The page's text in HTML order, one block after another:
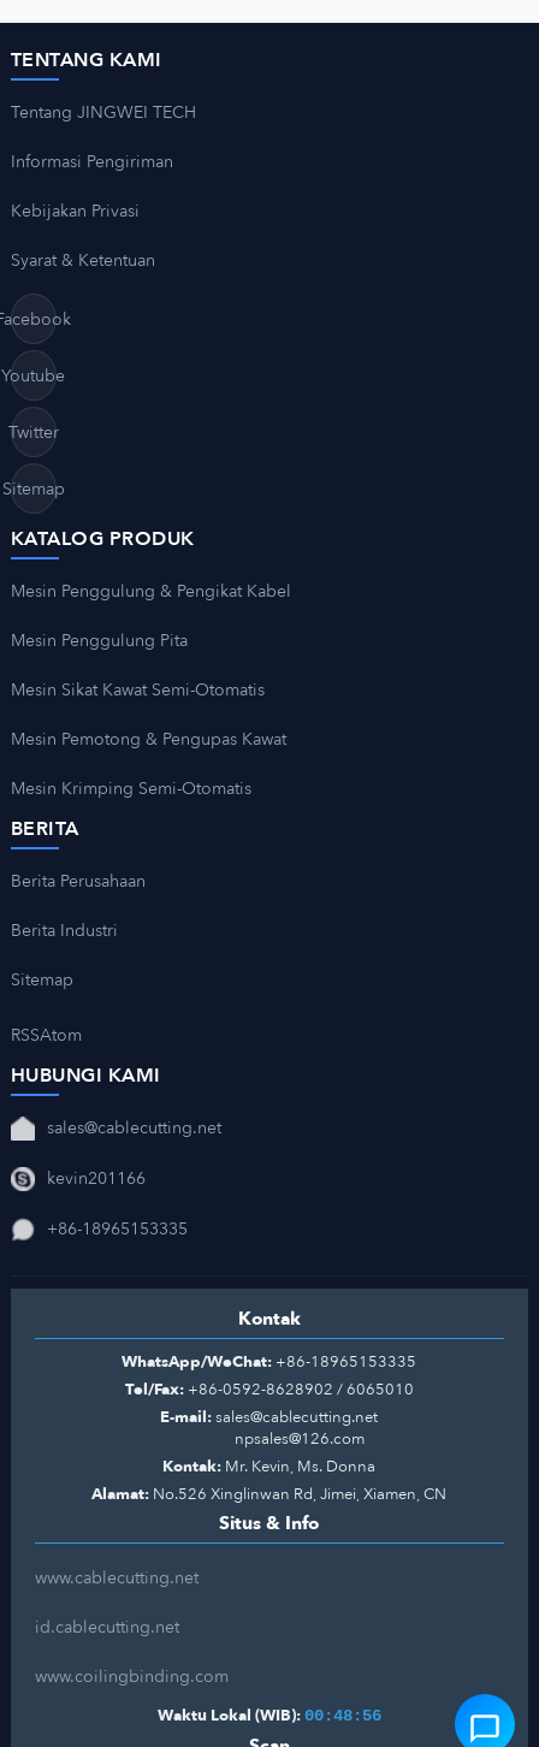
TENTANG KAMI
Tentang JINGWEI TECH
Informasi Pengiriman
Kebijakan Privasi
Syarat & Ketentuan
Youtube
Twitter
Sitemap
KATALOG PRODUK
Mesin Penggulung & Pengikat Kabel
Mesin Penggulung Pita
Mesin Sikat Kawat Semi-Otomatis
Mesin Pemotong & Pengupas Kawat
Mesin Krimping Semi-Otomatis
BERITA
Berita Perusahaan
Berita Industri
Sitemap
RSSAtom
HUBUNGI KAMI
sales@cablecutting.net
kevin201166
+86-18965153335
Kontak
WhatsApp/WeChat: +86-18965153335
Tel/Fax:+86-0592-8628902 / 6065010
E-mail:sales@cablecutting.net
npsales@126.com
Kontak: Mr. Kevin, Ms. Donna
Alamat: No.526 Xinglinwan Rd, Jimei, Xiamen, CN
Situs & Info
www.cablecutting.net
id.cablecutting.net
www.coilingbinding.com
Waktu Lokal (WIB):00:48:56